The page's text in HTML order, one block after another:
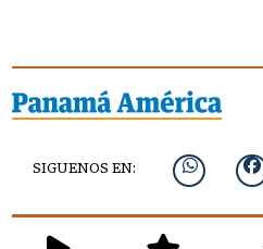
SIGUENOS EN: